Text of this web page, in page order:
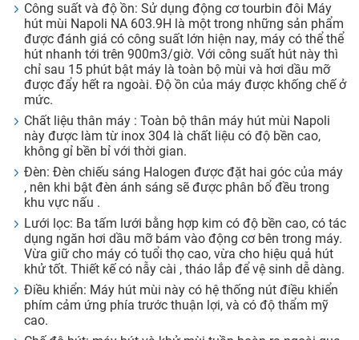
Công suất và độ ồn: Sử dụng động cơ tourbin đôi Máy
hút mùi Napoli NA 603.9H là một trong những sản phẩm
được đánh giá có công suất lớn hiện nay, máy có thể thể
hút nhanh tới trên 900m3/giờ. Với công suất hút này thì
chỉ sau 15 phút bật máy là toàn bộ mùi và hơi dầu mỡ
được đẩy hết ra ngoài. Độ ồn của máy được khống chế ở
mức.
Chất liệu thân máy : Toàn bộ thân máy hút mùi Napoli
này được làm từ inox 304 là chất liệu có độ bền cao,
không gỉ bền bỉ với thời gian.
Đèn: Đèn chiếu sáng Halogen được đặt hai góc của máy
, nên khi bật đèn ánh sáng sẽ được phân bổ đều trong
khu vực nấu .
Lưới lọc: Ba tấm lưới bằng hợp kim có độ bền cao, có tác
dụng ngăn hơi dầu mỡ bám vào động cơ bên trong máy.
Vừa giữ cho máy có tuổi thọ cao, vừa cho hiệu quả hút
khử tốt. Thiết kế có nẫy cài , tháo lắp để vệ sinh dễ dàng.
Điều khiển: Máy hút mùi này có hệ thống nút điều khiển
phím cảm ứng phía trước thuận lợi, và có độ thẩm mỹ
cao.